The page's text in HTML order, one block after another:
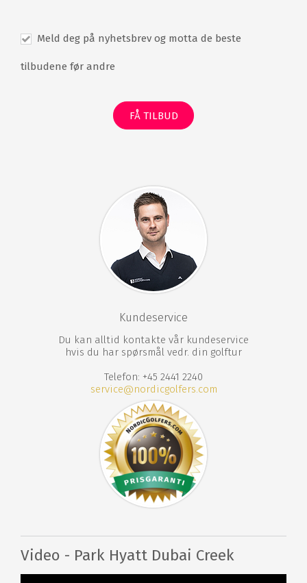
Meld deg på nyhetsbrev og motta de beste
tilbudene før andre
FÅ TILBUD
Kundeservice
Du kan alltid kontakte vår kundeservice
hvis du har spørsmål vedr. din golftur
Telefon: +45 2441 2240
service@nordicgolfers.com
Video - Park Hyatt Dubai Creek